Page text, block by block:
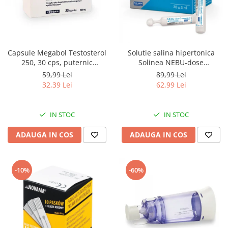
Pulsoximetre
Accesorii
Monitorizare medicala
Stetoscoape
Consumabile medicale
Ser fiziologic
Suporturi ortopedice si orteze
Diverse
Ingrijire personala & cosmetice
Ingrijire personala
Capsule Megabol Testosterol
250, 30 cps, puternic
anabolizant natural, creste
nivelul de testosteron
59,99 Lei
32,39 Lei
IN STOC
ADAUGA IN COS
Solutie salina hipertonica
Solinea NEBU-dose
concentratie 3%, 30
monodoze x 5 ml
89,99 Lei
62,99 Lei
IN STOC
ADAUGA IN COS
-10% -60%